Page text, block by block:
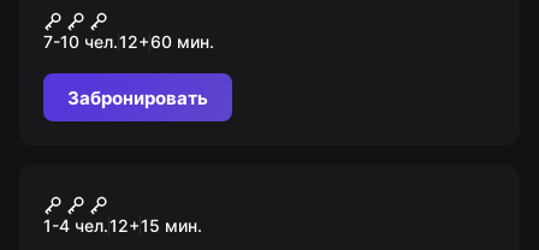
Неизвестная планета
7-10 чел.12+60 мин.
Забронировать
Phasmophobia
1-4 чел.12+15 мин.